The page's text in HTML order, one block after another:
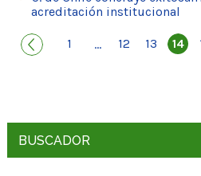
acreditación institucional
1 ... 12 13 14
BUSCADOR